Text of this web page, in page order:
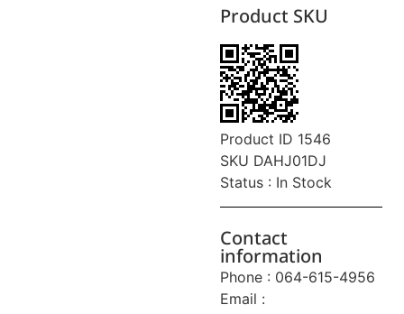
Product SKU
Product ID 1546
SKU DAHJ01DJ
Status : In Stock
Contact
information
Phone : 064-615-4956
Email :